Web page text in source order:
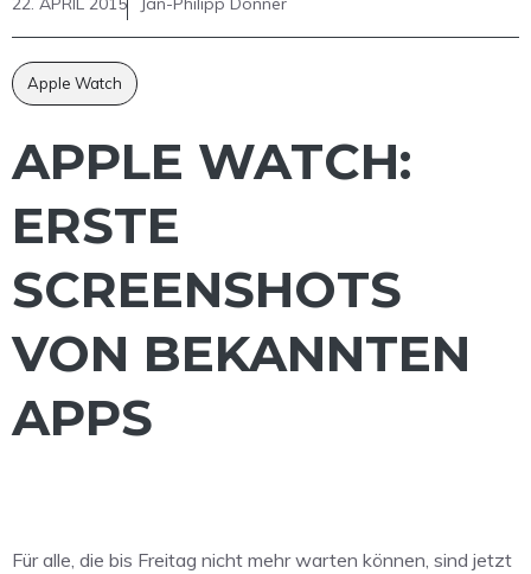
Apple Watch
APPLE WATCH:
ERSTE
SCREENSHOTS
VON BEKANNTEN
APPS
Für alle, die bis Freitag nicht mehr warten können, sind jetzt